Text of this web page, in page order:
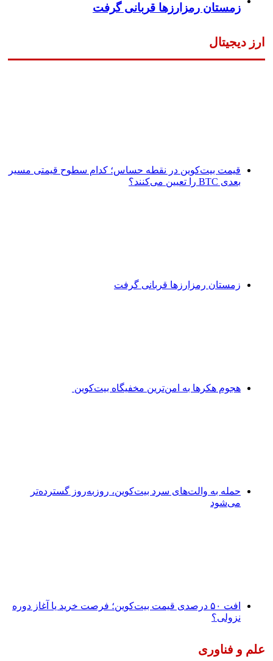
زمستان رمزارزها قربانی گرفت
ارز دیجیتال
قیمت بیت‌کوین در نقطه حساس؛ کدام سطوح قیمتی مسیر
بعدی BTC را تعیین می‌کنند؟
زمستان رمزارزها قربانی گرفت
هجوم هکرها به امن‌ترین مخفیگاه بیت‌کوین
حمله به والت‌های سرد بیت‌کوین، روزبه‌روز گسترده‌تر
می‌شود
افت ۵۰ درصدی قیمت بیت‌کوین؛ فرصت خرید یا آغاز دوره
نزولی؟
علم و فناوری